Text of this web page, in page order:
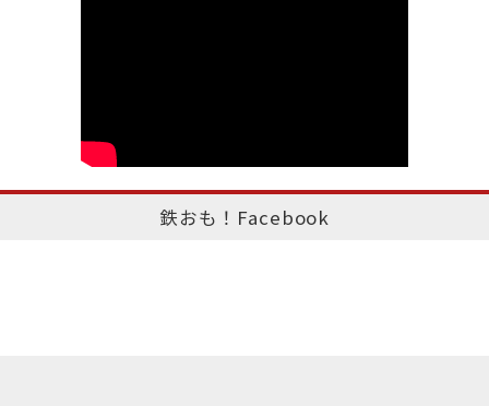
鉄おも！Facebook